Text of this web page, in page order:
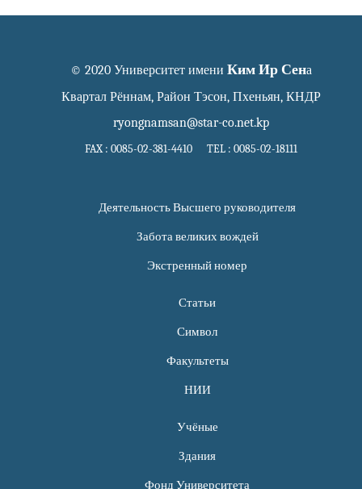
© 2020 Университет имени Ким Ир Сена
Квартал Рённам, Район Тэсон, Пхеньян, КНДР
ryongnamsan@star-co.net.kp
FAX : 0085-02-381-4410 TEL : 0085-02-18111
Деятельность Высшего руководителя
Забота великих вождей
Экстренный номер
Статьи
Символ
Факультеты
НИИ
Учёные
Здания
Фонд Университета